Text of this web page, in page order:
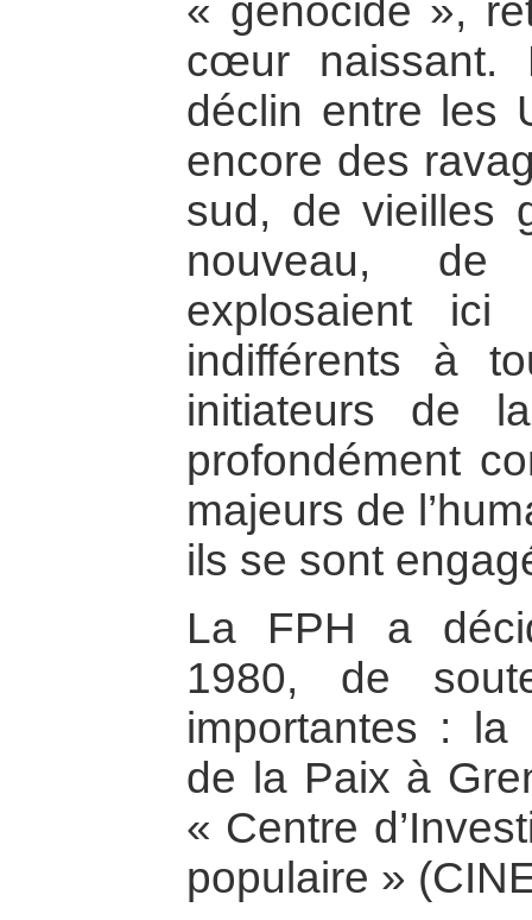
« génocide »,
cœur naissant.
déclin entre les
encore des
sud, de vieilles
nouveau, de
explosaient
indifférents à
initiateurs de
profondément
majeurs de
ils se sont
La FPH a
1980, de
importantes : la
de la Paix à
« Centre
populaire »